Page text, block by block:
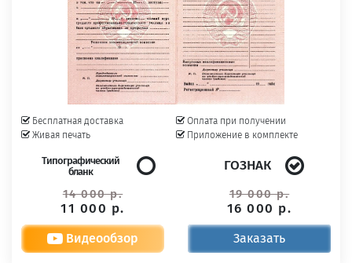
Бесплатная доставка
Живая печать
Оплата при получении
Приложение в комплекте
Типографический
бланк
14 000 р.
11 000 р.
ГОЗНАК
19 000 р.
16 000 р.
Видеообзор Заказать